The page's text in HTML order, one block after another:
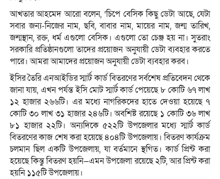
আখতার আহমেদ আরো বলেন, ‘চিপে বেসিক কিছু ডেটা আছে, যেটা
সবার জন্য-নিজের নাম, ছবি, বাবার নাম, মায়ের নাম, জন্ম তারিখ,
জন্মস্থান, রক্ত, ধর্ম এগুলো বেসিক। এগুলো তো চেঞ্জ হয় না। সুতরাং
সরকারি প্রতিষ্ঠানগুলো তাদের প্রয়োজন অনুযায়ী ডেটা ব্যবহার করতে
পারে। আমরা আমাদের প্রয়োজন অনুযায়ী ডেটা ব্যবহার করব।
ইসির তৈরি এনআইডির স্মার্ট কার্ড বিতরণের সর্বশেষ প্রতিবেদন থেকে
জানা যায়, এখন পর্যন্ত ইসি মোট স্মার্ট কার্ড পেয়েছে ৮ কোটি ৬৭ লাখ
১২ হাজার ২৬৬টি। এর মধ্যে নাগরিকদের হাতে দেওয়া হয়েছে ৭
কোটি ৩০ লাখ ৩১ হাজার ২৪৬টি। অবশিষ্ট রয়েছে ১ কোটি ৩৬ লাখ
৮১ হাজার ২২টি। অন্যদিকে ৫২২টি উপজেলার মধ্যে স্মার্ট কার্ড
বিতরণের কাজ শেষ করা হয়েছে ৪০৪টি উপজেলায়। বিতরণ কার্যক্রম
চলমান ছিল একটি উপজেলায়, যা বর্তমানে স্থগিত। কার্ড প্রিন্ট করা
হয়েছে কিন্তু বিতরণ হয়নি—এমন উপজেলা রয়েছে ২টি, আর প্রিন্ট করা
হয়নি ১১৫টি উপজেলায়।